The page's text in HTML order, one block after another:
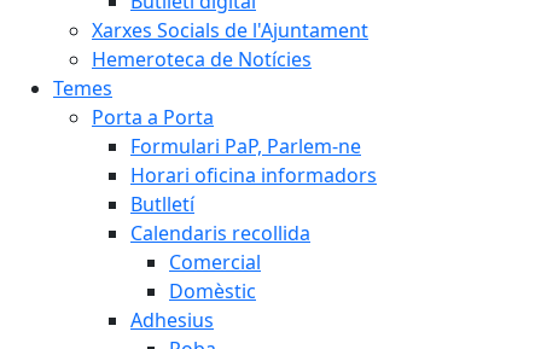
Xarxes Socials de l'Ajuntament
Hemeroteca de Notícies
Temes
Porta a Porta
Formulari PaP, Parlem-ne
Horari oficina informadors
Butlletí
Calendaris recollida
Comercial
Domèstic
Adhesius